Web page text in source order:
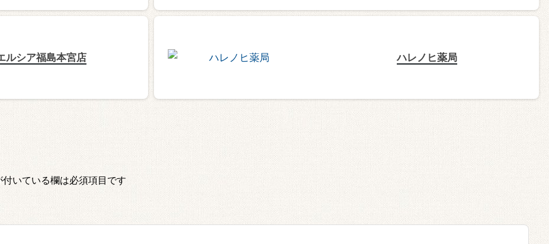
ルシア福島本宮店 ハレノヒ薬局
付いている欄は必須項目です